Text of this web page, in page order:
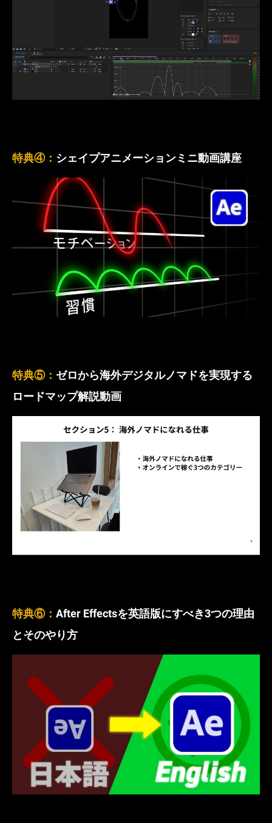
特典④： シェイプアニメーションミニ動画講座
特典⑤： ゼロから海外デジタルノマドを実現する
ロードマップ解説動画
特典⑥： After Effectsを英語版にすべき3つの理由
とそのやり方